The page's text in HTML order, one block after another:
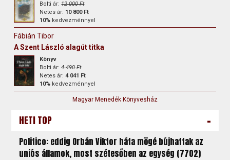
Bolti ár:12 000 Ft
Netes ár: 10 800 Ft
10% kedvezménnyel
Fábián Tibor
A Szent László alagút titka
Könyv
Bolti ár:4 490 Ft
Netes ár:4 041 Ft
10% kedvezménnyel
Magyar Menedék Könyvesház
HETI TOP -
Politico: eddig Orbán Viktor háta mögé bújhattak az
uniós államok, most szétesőben az egység (7702)